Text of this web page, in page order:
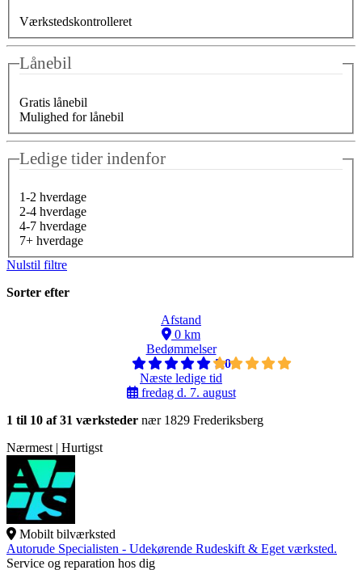
Værkstedskontrolleret
Lånebil
Gratis lånebil
Mulighed for lånebil
Ledige tider indenfor
1-2 hverdage
2-4 hverdage
4-7 hverdage
7+ hverdage
Nulstil filtre
Sorter efter
Afstand
0 km
Bedømmelser
5,0
Næste ledige tid
fredag d. 7. august
1 til 10 af 31 værksteder nær 1829 Frederiksberg
Nærmest | Hurtigst
Mobilt bilværksted
Autorude Specialisten - Udekørende Rudeskift & Eget værksted.
Service og reparation hos dig